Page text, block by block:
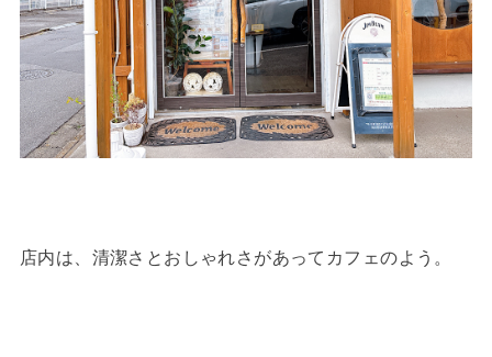
店内は、清潔さとおしゃれさがあってカフェのよう。